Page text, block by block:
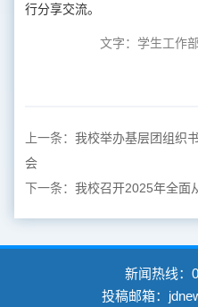
行分享交流。
文字：学生工作
上一条： 我校举办基层团组织
会
下一条： 我校召开2025年全面
新闻热线：
投稿邮箱：